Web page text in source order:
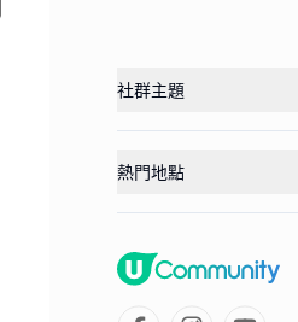
社群主題
熱門地點